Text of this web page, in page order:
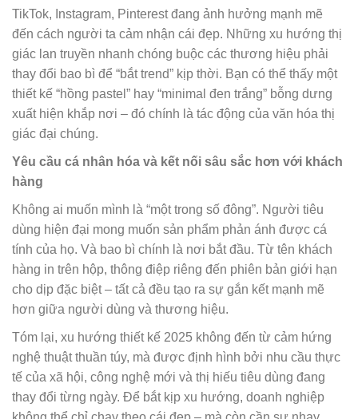
TikTok, Instagram, Pinterest đang ảnh hưởng mạnh mẽ
đến cách người ta cảm nhận cái đẹp. Những xu hướng thị
giác lan truyền nhanh chóng buộc các thương hiệu phải
thay đổi bao bì để “bắt trend” kịp thời. Bạn có thể thấy một
thiết kế “hồng pastel” hay “minimal đen trắng” bỗng dưng
xuất hiện khắp nơi – đó chính là tác động của văn hóa thị
giác đại chúng.
Yêu cầu cá nhân hóa và kết nối sâu sắc hơn với khách
hàng
Không ai muốn mình là “một trong số đông”. Người tiêu
dùng hiện đại mong muốn sản phẩm phản ánh được cá
tính của họ. Và bao bì chính là nơi bắt đầu. Từ tên khách
hàng in trên hộp, thông điệp riêng đến phiên bản giới hạn
cho dịp đặc biệt – tất cả đều tạo ra sự gắn kết mạnh mẽ
hơn giữa người dùng và thương hiệu.
Tóm lại, xu hướng thiết kế 2025 không đến từ cảm hứng
nghệ thuật thuần túy, mà được định hình bởi nhu cầu thực
tế của xã hội, công nghệ mới và thị hiếu tiêu dùng đang
thay đổi từng ngày. Để bắt kịp xu hướng, doanh nghiệp